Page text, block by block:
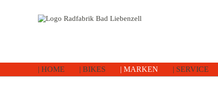
HOME BIKES MARKEN SERVICE